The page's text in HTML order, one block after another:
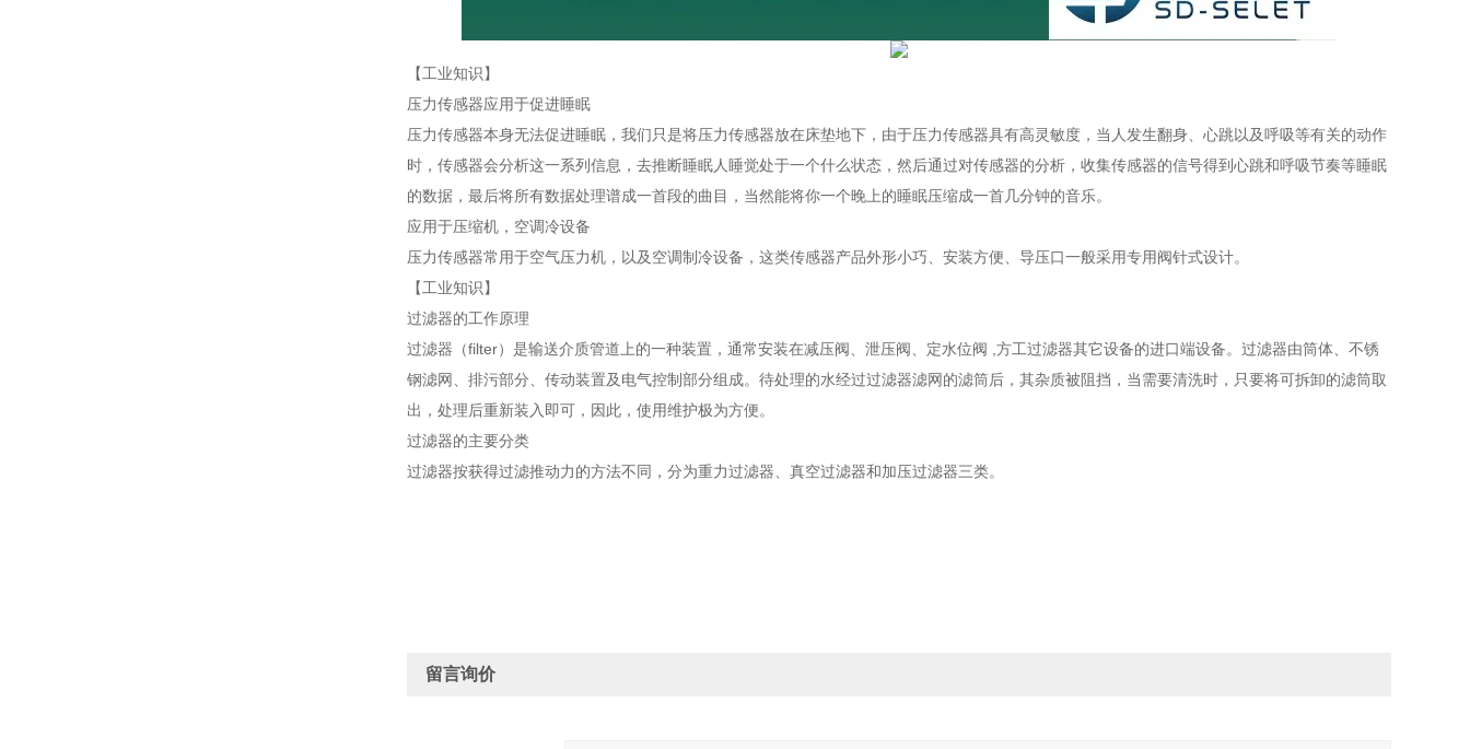
【工业知识】
压力传感器应用于促进睡眠
压力传感器本身无法促进睡眠，我们只是将压力传感器放在床垫地下，由于压力传感器具有高灵敏度，当人发生翻身、心跳以及呼吸等有关的动作
时，传感器会分析这一系列信息，去推断睡眠人睡觉处于一个什么状态，然后通过对传感器的分析，收集传感器的信号得到心跳和呼吸节奏等睡眠
的数据，最后将所有数据处理谱成一首段的曲目，当然能将你一个晚上的睡眠压缩成一首几分钟的音乐。
应用于压缩机，空调冷设备
压力传感器常用于空气压力机，以及空调制冷设备，这类传感器产品外形小巧、安装方便、导压口一般采用专用阀针式设计。
【工业知识】
过滤器的工作原理
过滤器（filter）是输送介质管道上的一种装置，通常安装在减压阀、泄压阀、定水位阀 ,方工过滤器其它设备的进口端设备。过滤器由筒体、不锈
钢滤网、排污部分、传动装置及电气控制部分组成。待处理的水经过过滤器滤网的滤筒后，其杂质被阻挡，当需要清洗时，只要将可拆卸的滤筒取
出，处理后重新装入即可，因此，使用维护极为方便。
过滤器的主要分类
过滤器按获得过滤推动力的方法不同，分为重力过滤器、真空过滤器和加压过滤器三类。
留言询价